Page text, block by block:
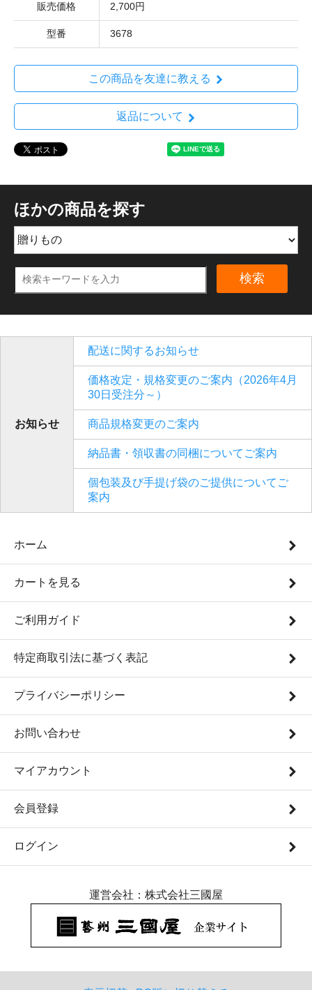
販売価格 2,700円
型番 3678
この商品を友達に教える
返品について
ほかの商品を探す
検索
お知らせ
配送に関するお知らせ
価格改定・規格変更のご案内（2026年4月
30日受注分～）
商品規格変更のご案内
納品書・領収書の同梱についてご案内
個包装及び手提げ袋のご提供についてご
案内
ホーム
カートを見る
ご利用ガイド
特定商取引法に基づく表記
プライバシーポリシー
お問い合わせ
マイアカウント
会員登録
ログイン
運営会社：株式会社三國屋